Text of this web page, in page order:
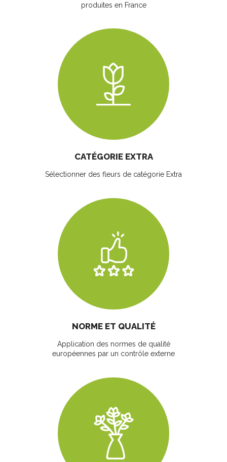
produites en France
CATÉGORIE EXTRA
Sélectionner des fleurs de catégorie Extra
NORME ET QUALITÉ
Application des normes de qualité
européennes par un contrôle externe